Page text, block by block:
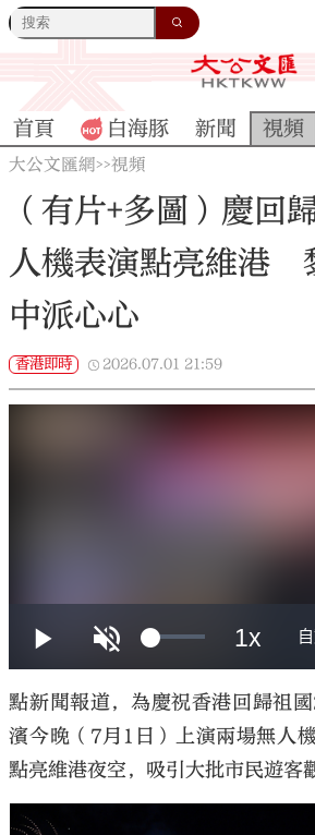
大公文匯
首頁 白海豚 新聞 視頻
大公文匯網>>視頻
（有片+多圖）慶回
人機表演點亮維港
中派心心
香港即時 2026.07.01 21:59
點新聞報道，為慶祝香港回歸祖
濱今晚（7月1日）上演兩場無人
點亮維港夜空，吸引大批市民遊客